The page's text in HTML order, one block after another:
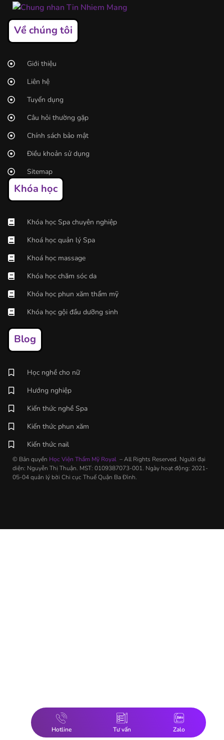
Về chúng tôi
Giới thiệu
Liên hệ
Tuyển dụng
Câu hỏi thường gặp
Chính sách bảo mật
Điều khoản sử dụng
Sitemap
Khóa học
Khóa học Spa chuyên nghiệp
Khoá học quản lý Spa
Khoá học massage
Khóa học chăm sóc da
Khóa học phun xăm thẩm mỹ
Khóa học gội đầu dưỡng sinh
Blog
Học nghề cho nữ
Hướng nghiệp
Kiến thức nghề Spa
Kiến thức phun xăm
Kiến thức nail
© Bản quyền Học Viện Thẩm Mỹ Royal – All Rights Reserved. Người đại
diện: Nguyễn Thị Thuận. MST: 0109387073-001. Ngày hoạt động: 2021-
05-04 quản lý bời Chi cục Thuế Quận Ba Đình.
Hotline Tư vấn Zalo